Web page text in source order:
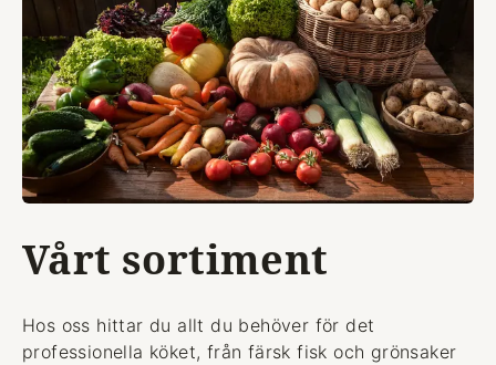
Vårt sortiment
Hos oss hittar du allt du behöver för det
professionella köket, från färsk fisk och grönsaker